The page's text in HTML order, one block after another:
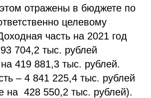
отражены в бюджете по
целевому
часть на 2021 год
704,2 тыс. рублей
419 881,3 тыс. рублей.
– 4 841 225,4 тыс. рублей
на 428 550,2 тыс. рублей).